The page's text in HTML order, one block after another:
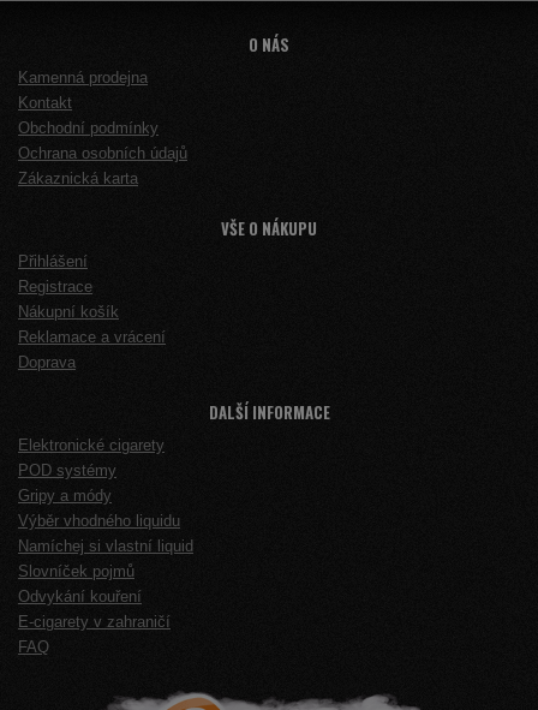
O NÁS
Kamenná prodejna
Kontakt
Obchodní podmínky
Ochrana osobních údajů
Zákaznická karta
VŠE O NÁKUPU
Přihlášení
Registrace
Nákupní košík
Reklamace a vrácení
Doprava
DALŠÍ INFORMACE
Elektronické cigarety
POD systémy
Gripy a módy
Výběr vhodného liquidu
Namíchej si vlastní liquid
Slovníček pojmů
Odvykání kouření
E-cigarety v zahraničí
FAQ